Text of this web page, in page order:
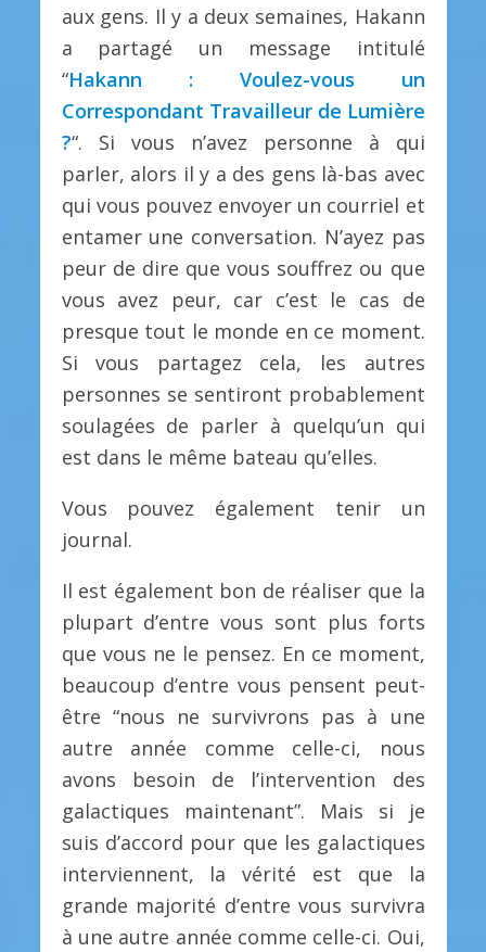
aux gens. Il y a deux semaines, Hakann
a partagé un message intitulé
“Hakann : Voulez-vous un
Correspondant Travailleur de Lumière
?“. Si vous n’avez personne à qui
parler, alors il y a des gens là-bas avec
qui vous pouvez envoyer un courriel et
entamer une conversation. N’ayez pas
peur de dire que vous souffrez ou que
vous avez peur, car c’est le cas de
presque tout le monde en ce moment.
Si vous partagez cela, les autres
personnes se sentiront probablement
soulagées de parler à quelqu’un qui
est dans le même bateau qu’elles.
Vous pouvez également tenir un
journal.
Il est également bon de réaliser que la
plupart d’entre vous sont plus forts
que vous ne le pensez. En ce moment,
beaucoup d’entre vous pensent peut-
être “nous ne survivrons pas à une
autre année comme celle-ci, nous
avons besoin de l’intervention des
galactiques maintenant”. Mais si je
suis d’accord pour que les galactiques
interviennent, la vérité est que la
grande majorité d’entre vous survivra
à une autre année comme celle-ci. Oui,